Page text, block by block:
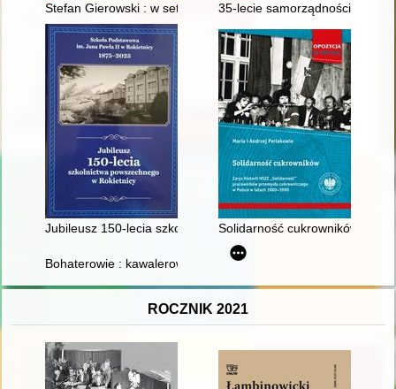
Stefan Gierowski : w setną rocznicę urodzin35-lecie samorządności w
Jubileusz 150-lecia szkolnictwa powszechnego w Rokietnicy :
Solidarność cukrowników :
Bohaterowie : kawalerowie Orderu Wojennego Virtuti Militari
ROCZNIK 2021